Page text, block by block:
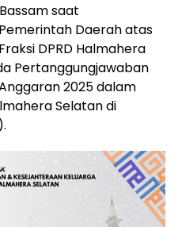
saat
Daerah atas
DPRD Halmahera
Pertanggungjawaban
2025 dalam
Selatan di